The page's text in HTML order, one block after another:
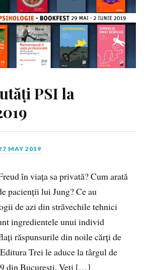
PSI la
MAY 2019
în viața sa privată? Cum arată
pacienții lui Jung? Ce au
de azi din străvechile tehnici
ingredientele unui individ
răspunsurile din noile cărți de
Trei le aduce la târgul de
din București. Veți […]